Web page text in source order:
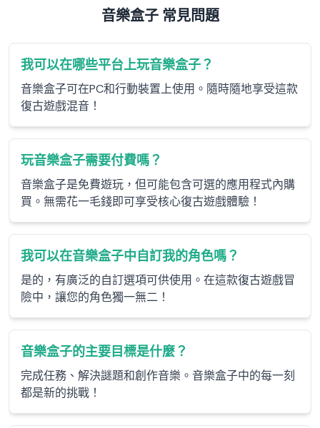
音樂盒子 常見問題
我可以在哪些平台上玩音樂盒子？
音樂盒子可在PC和行動裝置上使用。隨時隨地享受這款
復古遊戲混音！
玩音樂盒子需要付費嗎？
音樂盒子是免費遊玩，但可能包含可選的應用程式內購
買。無需花一毛錢即可享受核心復古遊戲體驗！
我可以在音樂盒子中自訂我的角色嗎？
是的，有廣泛的自訂選項可供使用。在這款復古遊戲冒
險中，讓您的角色獨一無二！
音樂盒子的主要目標是什麼？
完成任務、解決謎題和創作音樂。音樂盒子中的每一刻
都是新的挑戰！